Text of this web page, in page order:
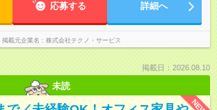
応募する 詳細へ
掲載元企業名 株式会社テクノ・サービス
掲載日：2026.08.10
未読